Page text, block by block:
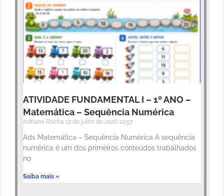
ATIVIDADE FUNDAMENTAL I – 1º ANO –
Matemática – Sequência Numérica
Adriano Rocha 17 de julho de 2026 10:57
Ads Matemática – Sequência Numérica A sequência
numérica é um dos primeiros conteúdos trabalhados
no
Saiba mais »